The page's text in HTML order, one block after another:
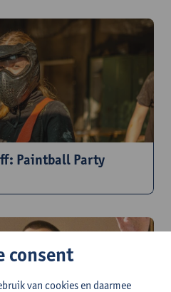
Paintball Party
consent
van cookies en daarmee